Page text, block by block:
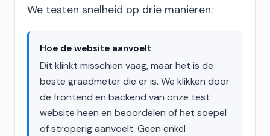
We testen snelheid op drie manieren:
Hoe de website aanvoelt
Dit klinkt misschien vaag, maar het is de
beste graadmeter die er is. We klikken door
de frontend en backend van onze test
website heen en beoordelen of het soepel
of stroperig aanvoelt. Geen enkel